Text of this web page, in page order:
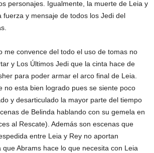
personajes. Igualmente, la muerte de Leia y
fuerza y mensaje de todos los Jedi del
me convence del todo el uso de tomas no
y Los Últimos Jedi que la cinta hace de
para poder armar el arco final de Leia.
no esta bien logrado pues se siente poco
y desarticulado la mayor parte del tiempo
de Belinda hablando con su gemela en
al Rescate). Además son escenas que
entre Leia y Rey no aportan
Abrams hace lo que necesita con Leia